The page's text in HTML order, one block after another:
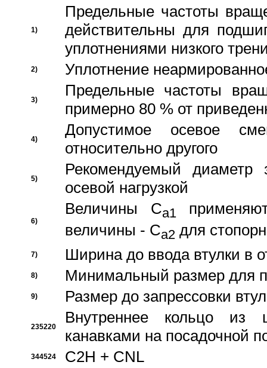
1)
Предельные частоты
действительны для
уплотнениями низкого
2) Уплотнение
3)
Предельные частоты
примерно 80 % от
4)
Допустимое осевое
относительно другого
5)
Рекомендуемый диаметр
осевой нагрузкой
6)
Величины Ca1
величины - Ca2 для
7) Ширина до ввода втулки в
8) Минимальный размер для
9) Размер до запрессовки
235220
Внутреннее кольцо из
канавками на посадочной
344524 C2H + CNL